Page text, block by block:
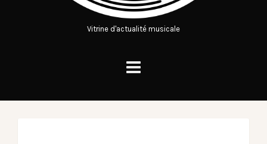
Vitrine d'actualité musicale